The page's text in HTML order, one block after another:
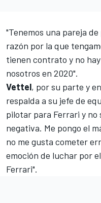
"Tenemos una pareja
razón por la que
tienen contrato y no
nosotros en 2020".
Vettel, por su parte y
respalda a su jefe de
pilotar para Ferrari y no
negativa. Me pongo el
no me gusta cometer
emoción de luchar por
Ferrari".